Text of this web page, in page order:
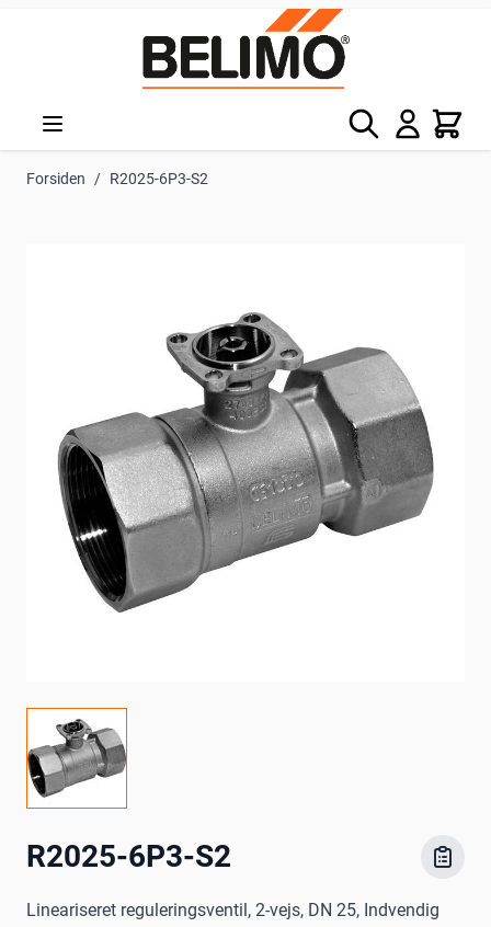
Søg Kurv
Forsiden / R2025-6P3-S2
R2025-6P3-S2
Lineariseret reguleringsventil, 2-vejs, DN 25, Indvendig